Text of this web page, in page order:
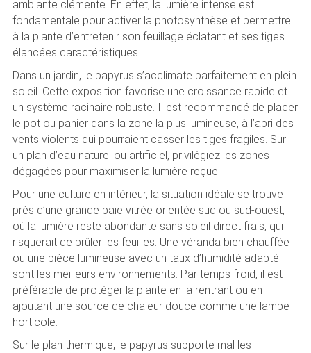
ambiante clémente. En effet, la lumière intense est
fondamentale pour activer la photosynthèse et permettre
à la plante d’entretenir son feuillage éclatant et ses tiges
élancées caractéristiques.
Dans un jardin, le papyrus s’acclimate parfaitement en plein
soleil. Cette exposition favorise une croissance rapide et
un système racinaire robuste. Il est recommandé de placer
le pot ou panier dans la zone la plus lumineuse, à l’abri des
vents violents qui pourraient casser les tiges fragiles. Sur
un plan d’eau naturel ou artificiel, privilégiez les zones
dégagées pour maximiser la lumière reçue.
Pour une culture en intérieur, la situation idéale se trouve
près d’une grande baie vitrée orientée sud ou sud-ouest,
où la lumière reste abondante sans soleil direct frais, qui
risquerait de brûler les feuilles. Une véranda bien chauffée
ou une pièce lumineuse avec un taux d’humidité adapté
sont les meilleurs environnements. Par temps froid, il est
préférable de protéger la plante en la rentrant ou en
ajoutant une source de chaleur douce comme une lampe
horticole.
Sur le plan thermique, le papyrus supporte mal les